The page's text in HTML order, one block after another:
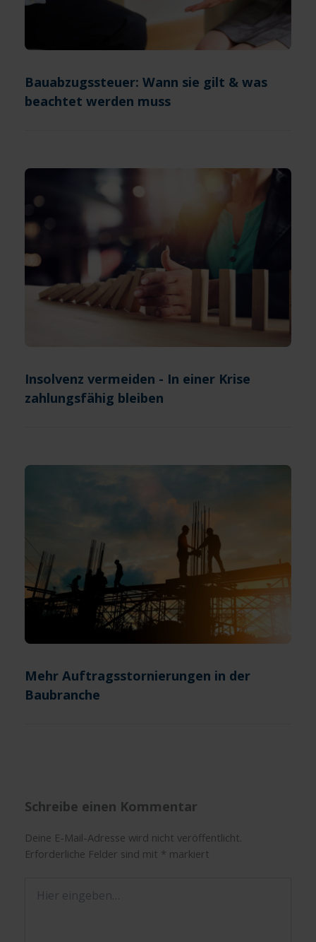
Bauabzugssteuer: Wann sie gilt & was
beachtet werden muss
Insolvenz vermeiden - In einer Krise
zahlungsfähig bleiben
Mehr Auftragsstornierungen in der
Baubranche
Schreibe einen Kommentar
Deine E-Mail-Adresse wird nicht veröffentlicht.
Erforderliche Felder sind mit * markiert
eingeben…